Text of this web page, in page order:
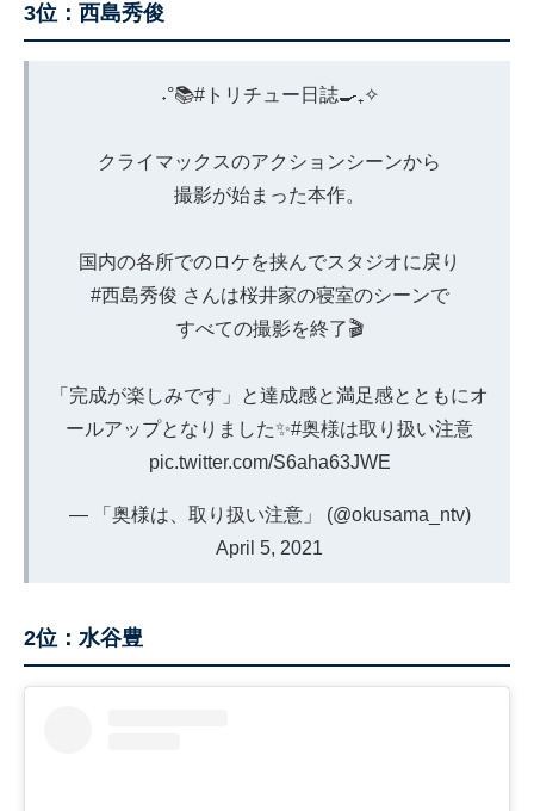
3位：西島秀俊
˖°📚#トリチュー日誌🍳₊✧
クライマックスのアクションシーンから
撮影が始まった本作。
国内の各所でのロケを挟んでスタジオに戻り
#西島秀俊 さんは桜井家の寝室のシーンで
すべての撮影を終了🎬
「完成が楽しみです」と達成感と満足感とともにオ
ールアップとなりました✨#奥様は取り扱い注意
pic.twitter.com/S6aha63JWE
— 「奥様は、取り扱い注意」 (@okusama_ntv)
April 5, 2021
2位：水谷豊